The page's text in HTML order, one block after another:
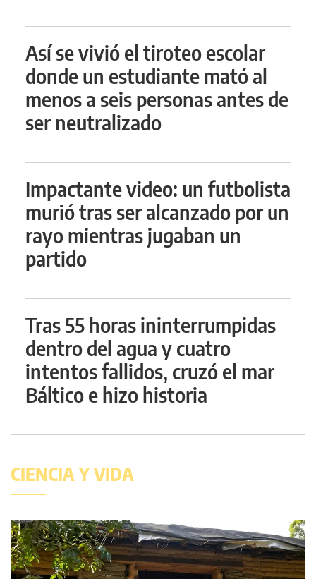
Así se vivió el tiroteo escolar
donde un estudiante mató al
menos a seis personas antes de
ser neutralizado
Impactante video: un futbolista
murió tras ser alcanzado por un
rayo mientras jugaban un
partido
Tras 55 horas ininterrumpidas
dentro del agua y cuatro
intentos fallidos, cruzó el mar
Báltico e hizo historia
CIENCIA Y VIDA